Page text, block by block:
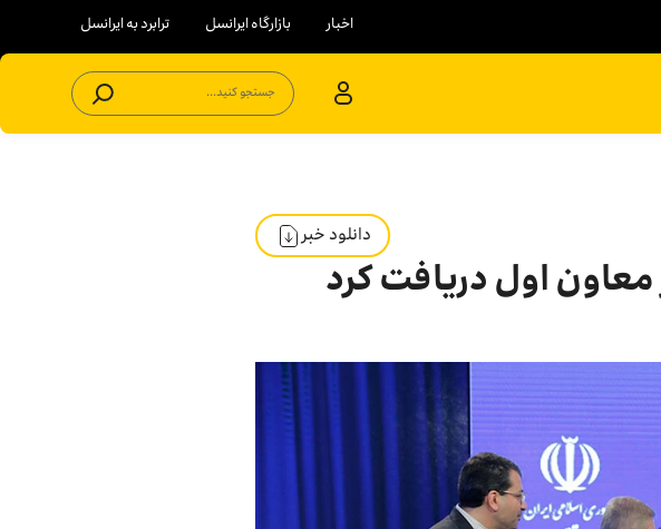
اخبار بازارگاه ایرانسل ترابرد به ایرانسل
جستجو کنید...
دانلود خبر
معاون اول دریافت کرد